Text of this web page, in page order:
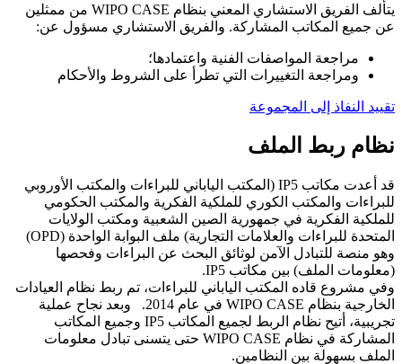
يتألف الفريق الاستشاري المعني بنظام WIPO CASE من ممثلين
عن جميع المكاتب المشاركة. والفريق الاستشاري مسؤول عن:
مراجعة المواصفات الفنية واعتمادها؛
ومراجعة التغييرات التي تطرأ على الشروط والأحكام
تقييد النفاذ إلى المجموعة
نظام ربط الملف
قد أعدت مكاتب IP5 (المكتب الياباني للبراءات والمكتب الأوروبي
للبراءات والمكتب الكوري للملكية الفكرية والمكتب الحكومي
للملكية الفكرية في جمهورية الصين الشعبية ومكتب الولايات
المتحدة للبراءات والعلامات التجارية) ملف البوابة الواحدة (OPD)
وهو منصة للتبادل الآمن لوثائق البحث عن البراءات وفحصها
(معلومات الملف) بين مكاتب IP5.
وفي مشروع قاده المكتب الياباني للبراءات، تم ربط نظام العيادات
الخارجية بنظام WIPO CASE في عام 2014. وبعد نجاح عملية
تجريبية، أتيح نظام الربط لجميع المكاتب IP5 وجميع المكاتب
المشاركة في نظام WIPO CASE حتى يتسنى تبادل معلومات
الملف بسهولة بين النظامين.